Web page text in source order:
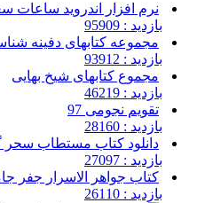
نرم افزار اندروید ساعات
بازدید : 95909
مجموعه کتابهای دفینه
بازدید : 93912
مجموع کتابهای شیخ بهایی
بازدید : 46219
تقویم نجومی 97
بازدید : 28160
دانلود کتاب مستطاب سحر
بازدید : 27097
کتاب جواهر الاسرار جفر جامع
بازدید : 26110